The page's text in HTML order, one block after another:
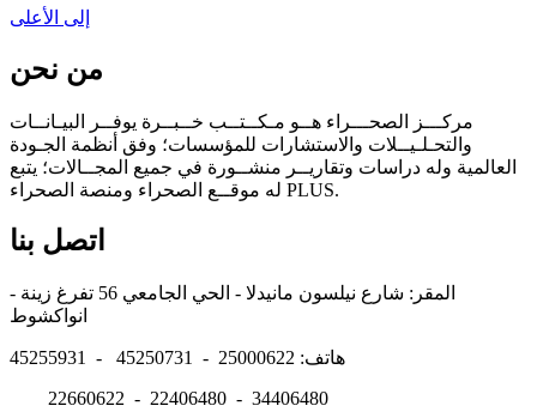
إلى الأعلى
من نحن
مركـــز الصحـــراء هــو مـكــتــب خــبــرة يوفــر البيـانــات
والتحـلـيــلات والاستشارات للمؤسسات؛ وفق أنظمة الجـودة
العالمية وله دراسات وتقاريــر منشــورة في جميع المجــالات؛ يتبع
له موقــع الصحراء ومنصة الصحراء PLUS.
اتصل بنا
المقر: شارع نيلسون مانيدلا - الحي الجامعي 56 تفرغ زينة -
هاتف: 25000622 - 45250731 - 45255931
22660622 - 22406480 - 34406480